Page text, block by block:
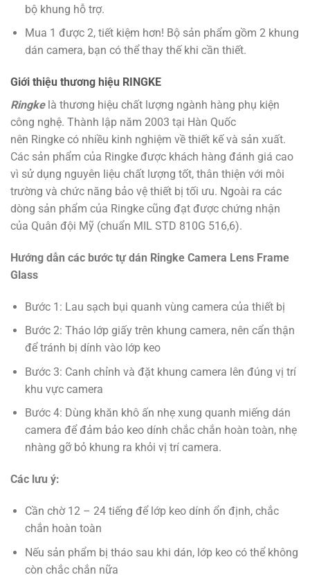
bộ khung hỗ trợ.
Mua 1 được 2, tiết kiệm hơn! Bộ sản phẩm gồm 2 khung
dán camera, bạn có thể thay thế khi cần thiết.
Giới thiệu thương hiệu RINGKE
Ringkelà thương hiệu chất lượng ngành hàng phụ kiện
công nghệ. Thành lập năm 2003 tại Hàn Quốc
nên Ringke có nhiều kinh nghiệm về thiết kế và sản xuất.
Các sản phẩm của Ringke được khách hàng đánh giá cao
vì sử dụng nguyên liệu chất lượng tốt, thân thiện với môi
trường và chức năng bảo vệ thiết bị tối ưu. Ngoài ra các
dòng sản phẩm của Ringke cũng đạt được chứng nhận
của Quân đội Mỹ (chuẩn MIL STD 810G 516,6).
Hướng dẫn các bước tự dán Ringke Camera Lens Frame
Glass
Bước 1: Lau sạch bụi quanh vùng camera của thiết bị
Bước 2: Tháo lớp giấy trên khung camera, nên cẩn thận
để tránh bị dính vào lớp keo
Bước 3: Canh chỉnh và đặt khung camera lên đúng vị trí
khu vực camera
Bước 4: Dùng khăn khô ấn nhẹ xung quanh miếng dán
camera để đảm bảo keo dính chắc chắn hoàn toàn, nhẹ
nhàng gỡ bỏ khung ra khỏi vị trí camera.
Các lưu ý:
Cần chờ 12 – 24 tiếng để lớp keo dính ổn định, chắc
chắn hoàn toàn
Nếu sản phẩm bị tháo sau khi dán, lớp keo có thể không
còn chắc chắn nữa